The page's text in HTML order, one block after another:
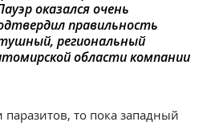
оказался очень
правильность
региональный
области компании
паразитов, то пока западный